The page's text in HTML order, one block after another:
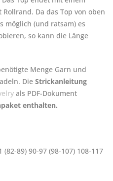
Da das Top von oben
möglich (und ratsam) es
so kann die Länge
Menge Garn und
Die Strickanleitung
als PDF-Dokument
enthalten.
89) 90-97 (98-107) 108-117